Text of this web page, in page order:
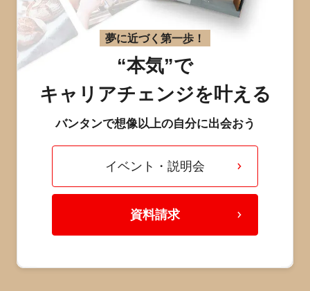
夢に近づく第一歩！
“本気”で
キャリアチェンジを叶える
バンタンで想像以上の自分に出会おう
イベント・説明会
資料請求